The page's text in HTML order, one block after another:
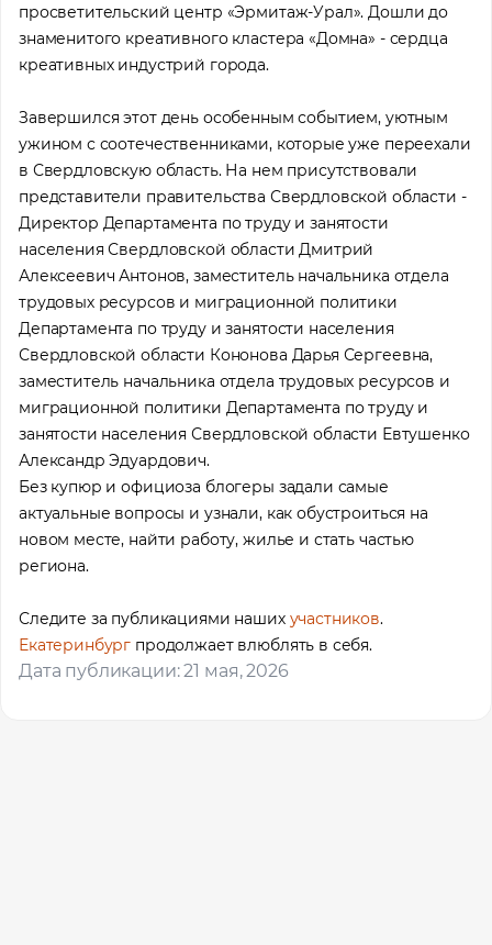
просветительский центр «Эрмитаж-Урал». Дошли до
знаменитого креативного кластера «Домна» - сердца
креативных индустрий города.
Завершился этот день особенным событием, уютным
ужином с соотечественниками, которые уже переехали
в Свердловскую область. На нем присутствовали
представители правительства Свердловской области -
Директор Департамента по труду и занятости
населения Свердловской области Дмитрий
Алексеевич Антонов, заместитель начальника отдела
трудовых ресурсов и миграционной политики
Департамента по труду и занятости населения
Свердловской области Кононова Дарья Сергеевна,
заместитель начальника отдела трудовых ресурсов и
миграционной политики Департамента по труду и
занятости населения Свердловской области Евтушенко
Александр Эдуардович.
Без купюр и официоза блогеры задали самые
актуальные вопросы и узнали, как обустроиться на
новом месте, найти работу, жилье и стать частью
региона.
Следите за публикациями наших участников.
Екатеринбург продолжает влюблять в себя.
Дата публикации: 21 мая, 2026